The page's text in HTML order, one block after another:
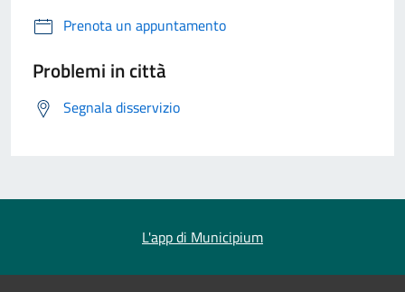
Prenota un appuntamento
Problemi in città
Segnala disservizio
L'app di Municipium